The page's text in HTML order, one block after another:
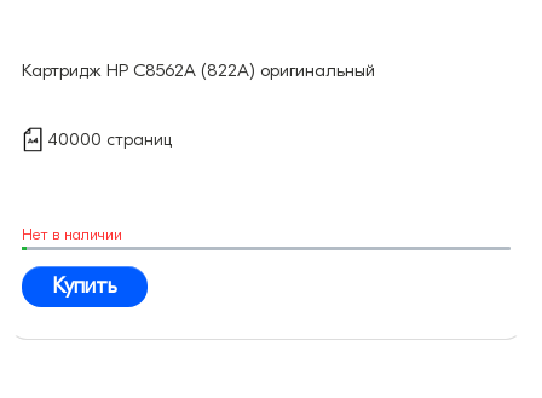
Картридж HP C8562A (822A) оригинальный
40000 страниц
Нет в наличии
Купить